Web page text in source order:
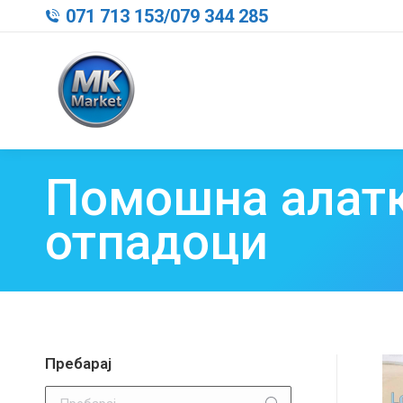
071 713 153/079 344 285
Помошна
отпадоци
Пребарај